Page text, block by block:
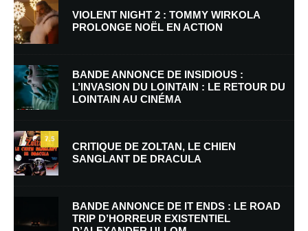
Nom*
E-mail*
VIOLENT NIGHT 2 : TOMMY WIRKOLA
PROLONGE NOËL EN ACTION
BANDE ANNONCE DE INSIDIOUS :
L’INVASION DU LOINTAIN : LE RETOUR DU
LOINTAIN AU CINÉMA
7.5
CRITIQUE DE ZOLTAN, LE CHIEN
SANGLANT DE DRACULA
BANDE ANNONCE DE IT ENDS : LE ROAD
TRIP D’HORREUR EXISTENTIEL